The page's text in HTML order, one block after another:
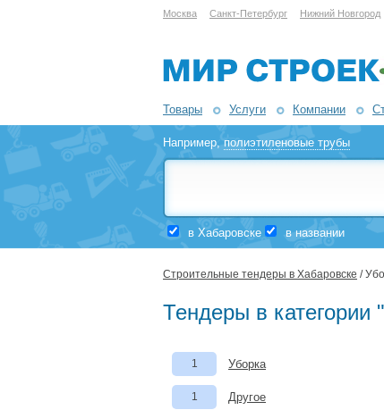
Москва Санкт-Петербург Нижний Новгород
Товары Услуги Компании
Например,полиэтиленовые трубы
в Хабаровске в названии
Строительные тендеры в Хабаровске /
Тендеры в категории
1 Уборка
1 Другое